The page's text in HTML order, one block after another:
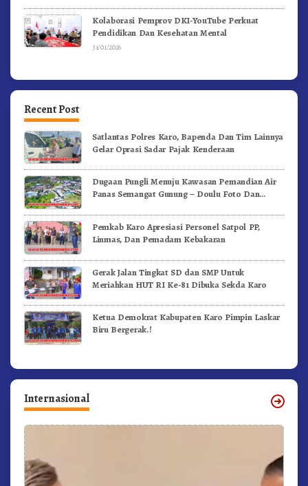
Kolaborasi Pemprov DKI-YouTube Perkuat
Pendidikan Dan Kesehatan Mental
31/01/2026
Recent Post
Satlantas Polres Karo, Bapenda Dan Tim Lainnya
Gelar Oprasi Sadar Pajak Kenderaan
Dugaan Pungli Menuju Kawasan Pemandian Air
Panas Semangat Gunung – Doulu Foto Dan
Pemkab Karo Apresiasi Personel Satpol PP,
Linmas, Dan Pemadam Kebakaran
Gerak Jalan Tingkat SD dan SMP Untuk
Meriahkan HUT RI Ke-81 Dibuka Sekda Karo
Ketua Demokrat Kabupaten Karo Pimpin Laskar
Biru Bergerak.!
Internasional